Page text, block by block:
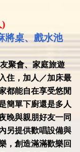
)
將桌、戲水池
聚會、家庭旅遊
住，加人／加床最
都能自在享受悠閒
簡單下廚還是多人
晚與親朋好友一同
另提供歡唱設備與
，創造滿滿歡樂回